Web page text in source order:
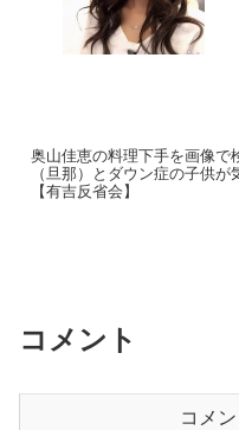
奥山佳恵の料理下手を画像で
（旦那）とダウン症の子供が
【有吉反省会】
コメント
コメ